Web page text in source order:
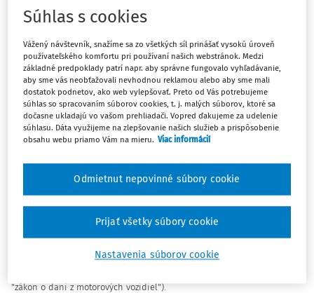
podniku podľa osobitného predpisu“. Na základe tejto
činnosť, ktorou je podnikanie vystihnuté. No nie vždy
tento zámer vykonávania sústavnej činnosti vyjde
a okolnosti prinútia podnikateľa prerušiť alebo úplne
ukončiť podnikanie. Rozhodnutie o prerušení
podnikania alebo ukončení podnikania je spojené
s následným vykonaním nevyhnutných krokov. Jedným
z takýchto nevyhnutných krokov je aj vysporiadanie sa
s daňou z motorových vozidiel za predpokladu, že
daňovník na podnikanie používal vozidlo (vozidlá).
Ako má daňovník postupovať v prípadeprerušenia podnikania alebo
ukončenia podnikaniapráve v súvislosti s daňou z motorových
vozidiel je uvedené vzákone č.361/2014 Z.z.o dani z motorových
"zákon o dani z motorových vozidiel").
Súhlas s cookies
Vážený návštevník, snažíme sa zo všetkých síl prinášať vysokú úroveň
používateľského komfortu pri používaní našich webstránok. Medzi
základné predpoklady patrí napr. aby správne fungovalo vyhľadávanie,
aby sme vás neobťažovali nevhodnou reklamou alebo aby sme mali
dostatok podnetov, ako web vylepšovať. Preto od Vás potrebujeme
súhlas so spracovaním súborov cookies, t. j. malých súborov, ktoré sa
dočasne ukladajú vo vašom prehliadači. Vopred ďakujeme za udelenie
súhlasu. Dáta využijeme na zlepšovanie našich služieb a prispôsobenie
obsahu webu priamo Vám na mieru. Viac informácií
Nastavenia súborov cookie
Odmietnut nepovinné súbory cookie
Prijať všetky súbory cookie